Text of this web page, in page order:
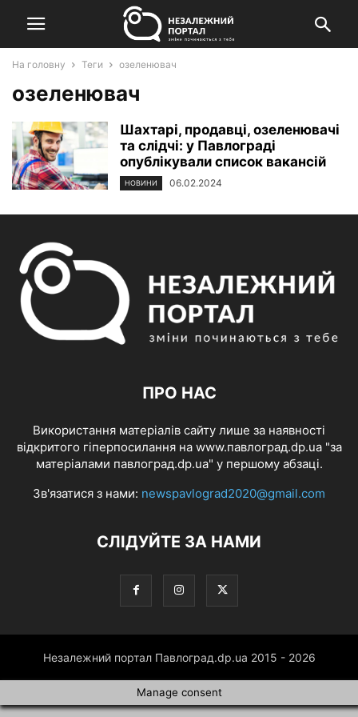
На головну Теги озеленювач
озеленювач
Шахтарі, продавці, озеленювачі
та слідчі: у Павлограді
опублікували список вакансій
НОВИНИ 06.02.2024
ПРО НАС
Використання матеріалів сайту лише за наявності
відкритого гіперпосилання на www.павлоград.dp.ua "за
матеріалами павлоград.dp.ua" у першому абзаці.
Зв'язатися з нами: newspavlograd2020@gmail.com
СЛІДУЙТЕ ЗА НАМИ
Незалежний портал Павлоград.dp.ua 2015 - 2026
Manage consent